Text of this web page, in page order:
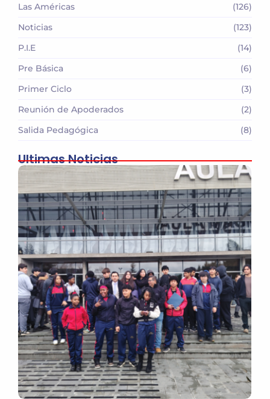
Las Américas
(126)
Noticias
(123)
P.I.E
(14)
Pre Básica
(6)
Primer Ciclo
(3)
Reunión de Apoderados
(2)
Salida Pedagógica
(8)
Ultimas Noticias